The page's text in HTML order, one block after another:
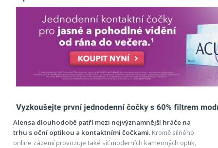
Alensa dlouhodobě patří mezi nejvýznamnější hráče na
trhu s oční optikou a kontaktními čočkami.Kromě silného
online zázemí provozuje také síť moderních kamenných optik,